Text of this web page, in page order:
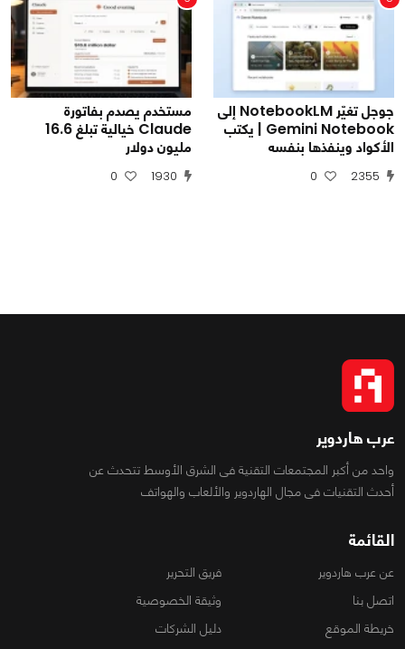
جوجل تغيّر NotebookLM إلى
Gemini Notebook | يكتب
الأكواد وينفذها بنفسه
2355
0
مستخدم يصدم بفاتورة
Claude خيالية تبلغ 16.6
مليون دولار
1930
0
عرب هاردوير
واحد من أكبر المجتمعات التقنية فى الشرق الأوسط تتحدث عن
أحدث التقنيات فى مجال الهاردوير والألعاب والهواتف
القائمة
عن عرب هاردوير
فريق التحرير
اتصل بنا
وثيقة الخصوصية
خريطة الموقع
دليل الشركات